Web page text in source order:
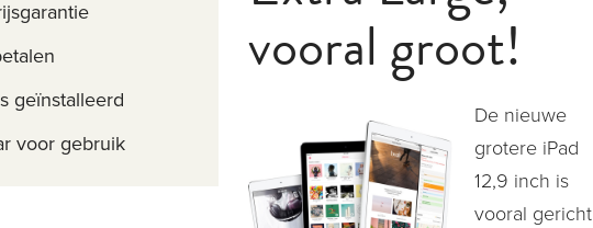
geïnstalleerd
voor gebruik
vooral groot!
De nieuwe
grotere iPad
12,9 inch is
vooral gericht